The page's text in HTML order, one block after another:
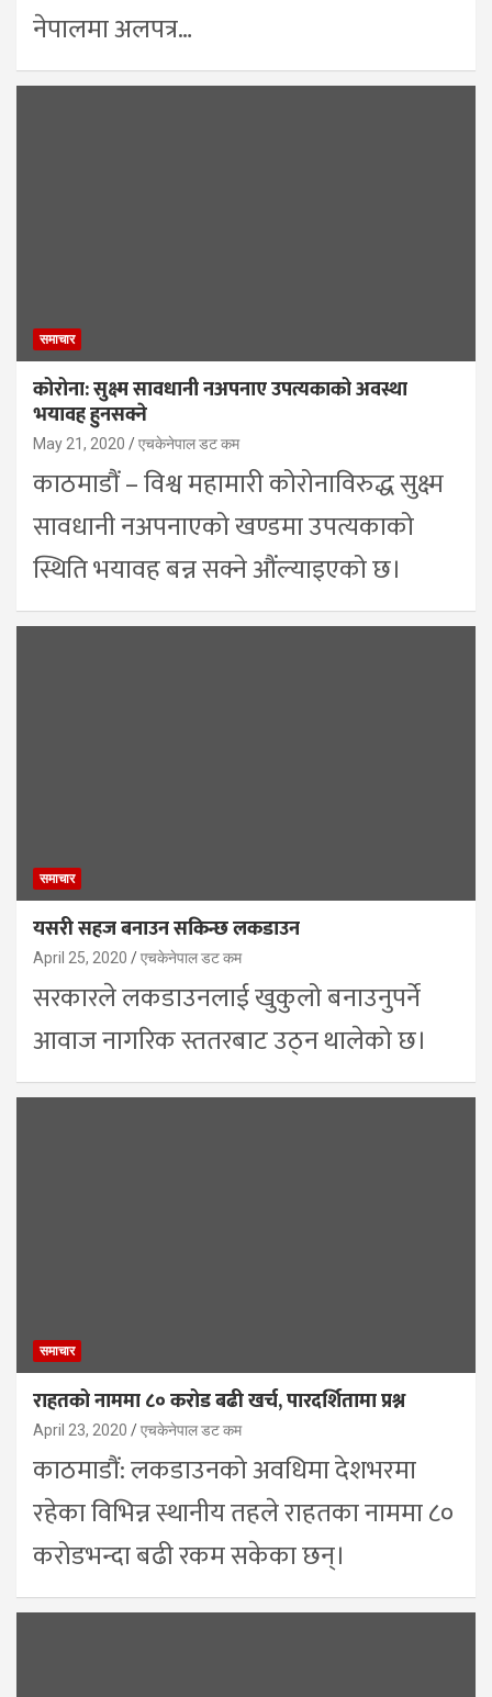
नेपालमा अलपत्र…
समाचार
कोरोना: सुक्ष्म सावधानी नअपनाए उपत्यकाको अवस्था
भयावह हुनसक्ने
May 21, 2020 एचकेनेपाल डट कम
काठमाडौं – विश्व महामारी कोरोनाविरुद्ध सुक्ष्म
सावधानी नअपनाएको खण्डमा उपत्यकाको
स्थिति भयावह बन्न सक्ने औंल्याइएको छ।
समाचार
यसरी सहज बनाउन सकिन्छ लकडाउन
April 25, 2020 एचकेनेपाल डट कम
सरकारले लकडाउनलाई खुकुलो बनाउनुपर्ने
आवाज नागरिक स्ततरबाट उठ्न थालेको छ।
समाचार
राहतको नाममा ८० करोड बढी खर्च, पारदर्शितामा प्रश्न
April 23, 2020 एचकेनेपाल डट कम
काठमाडौं: लकडाउनको अवधिमा देशभरमा
रहेका विभिन्न स्थानीय तहले राहतका नाममा ८०
करोडभन्दा बढी रकम सकेका छन्।